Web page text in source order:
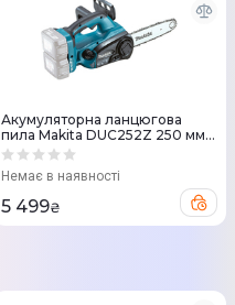
Акумуляторна ланцюгова
пила Makita DUC252Z 250 мм
(DUC252Z)
Немає в наявності
5 499₴